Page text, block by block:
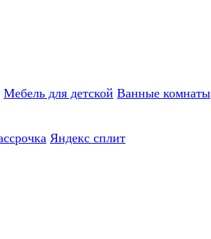
Мебель для детской Ванные комнаты
Яндекс сплит